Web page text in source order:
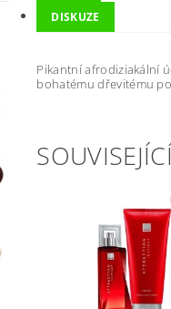
DISKUZE
Pikantní afrodiziakální
bohatému dřevitému